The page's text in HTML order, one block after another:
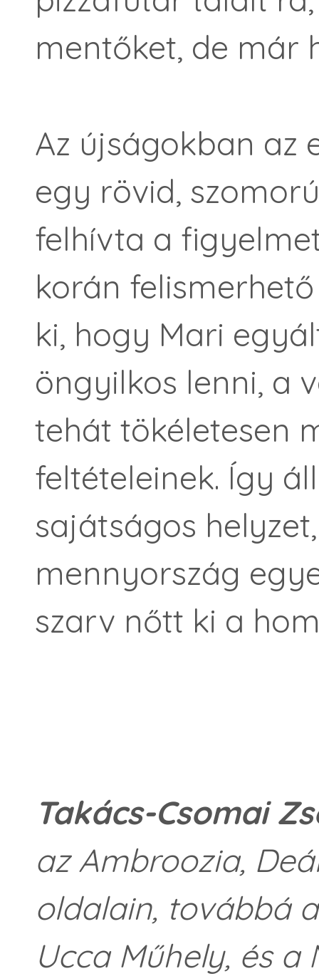
mentőket, de már
Az újságokban az
egy rövid,
felhívta a
korán
ki, hogy Mari
öngyilkos lenni, a
tehát tökéletesen
feltételeinek. Így
sajátságos
mennyország
szarv nőtt ki a
Takács-Csomai
az Ambroozia,
oldalain, továbbá
Ucca Műhely, és